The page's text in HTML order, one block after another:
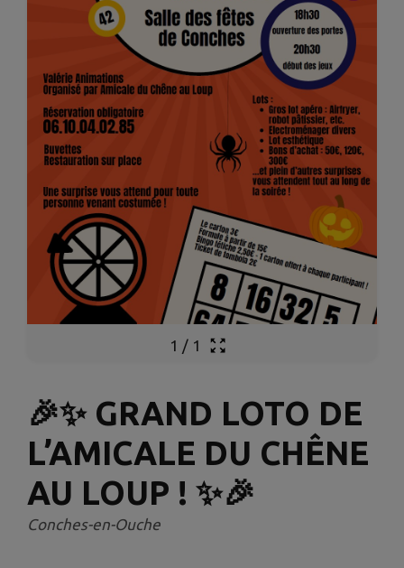
1 / 1
🎉✨ GRAND LOTO DE
L’AMICALE DU CHÊNE
AU LOUP ! ✨🎉
Conches-en-Ouche